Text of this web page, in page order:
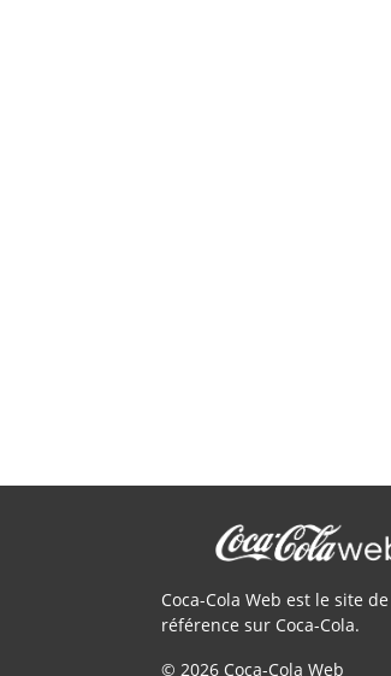
Coca-Cola Web est le site de
référence sur Coca-Cola.
© 2026 Coca-Cola Web